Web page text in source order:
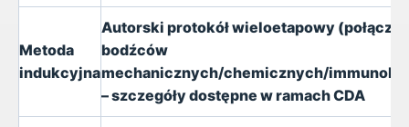
Metoda
indukcyjna
Autorski protokół wieloetapowy
bodźców
mechanicznych/chemicznych/
– szczegóły dostępne w ramach CDA